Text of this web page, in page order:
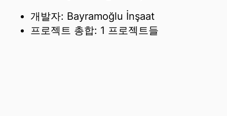
개발자: Bayramoğlu İnşaat
프로젝트 총합: 1 프로젝트들